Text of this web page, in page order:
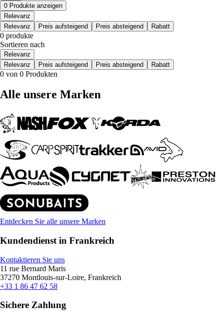
0 Produkte anzeigen
Relevanz
Relevanz
Preis aufsteigend Preis absteigend Rabatt
0 produkte
Sortieren nach
Relevanz
Relevanz
Preis aufsteigend Preis absteigend Rabatt
0 von 0 Produkten
Alle unsere Marken
Entdecken Sie alle unsere Marken
Kundendienst in Frankreich
Kontaktieren Sie uns
11 rue Bernard Maris
37270 Montlouis-sur-Loire, Frankreich
+33 1 86 47 62 58
Sichere Zahlung